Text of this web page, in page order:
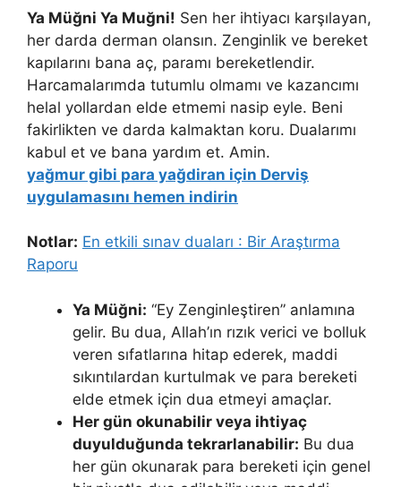
Ya Müğni Ya Muğni! Sen her ihtiyacı karşılayan,
her darda derman olansın. Zenginlik ve bereket
kapılarını bana aç, paramı bereketlendir.
Harcamalarımda tutumlu olmamı ve kazancımı
helal yollardan elde etmemi nasip eyle. Beni
fakirlikten ve darda kalmaktan koru. Dualarımı
kabul et ve bana yardım et. Amin.
yağmur gibi para yağdiran için Derviş
uygulamasını hemen indirin
Notlar: En etkili sınav duaları : Bir Araştırma
Raporu
Ya Müğni: “Ey Zenginleştiren” anlamına
gelir. Bu dua, Allah’ın rızık verici ve bolluk
veren sıfatlarına hitap ederek, maddi
sıkıntılardan kurtulmak ve para bereketi
elde etmek için dua etmeyi amaçlar.
Her gün okunabilir veya ihtiyaç
duyulduğunda tekrarlanabilir: Bu dua
her gün okunarak para bereketi için genel